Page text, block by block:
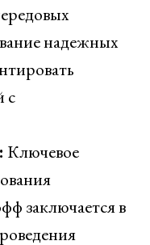
надежных
с
Ключевое
заключается в